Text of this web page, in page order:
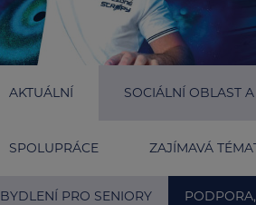
AKTUÁLNÍ SOCIÁLNÍ OBLAST
SPOLUPRÁCE ZAJÍMAVÁ
BYDLENÍ PRO SENIORY